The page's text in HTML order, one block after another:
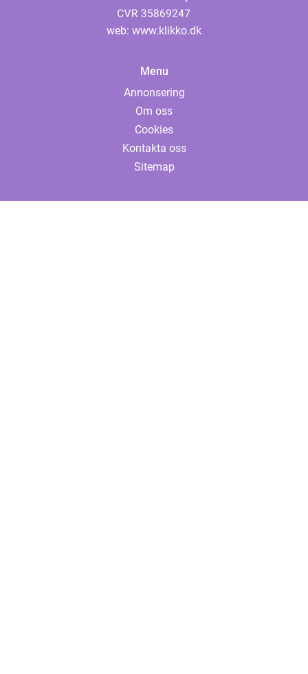
web: www.klikko.dk
Menu
Annonsering
Om oss
Cookies
Kontakta oss
Sitemap